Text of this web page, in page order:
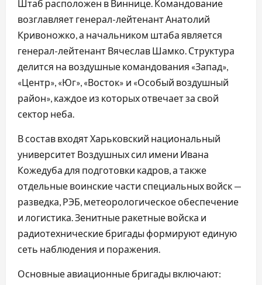
Штаб расположен в Виннице. Командование
возглавляет генерал-лейтенант Анатолий
Кривоножко, а начальником штаба является
генерал-лейтенант Вячеслав Шамко. Структура
делится на воздушные командования «Запад»,
«Центр», «Юг», «Восток» и «Особый воздушный
район», каждое из которых отвечает за свой
сектор неба.
В состав входят Харьковский национальный
университет Воздушных сил имени Ивана
Кожедуба для подготовки кадров, а также
отдельные воинские части специальных войск —
разведка, РЭБ, метеорологическое обеспечение
и логистика. Зенитные ракетные войска и
радиотехнические бригады формируют единую
сеть наблюдения и поражения.
Основные авиационные бригады включают: